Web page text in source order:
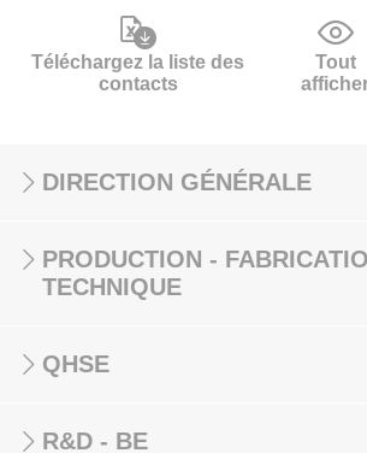
Téléchargez la liste des
contacts
Tout
DIRECTION GÉNÉRALE
PRODUCTION -
TECHNIQUE
QHSE
R&D - BE